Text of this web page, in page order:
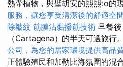
熱帶植物，與聖胡安的熙熙to的
服務，讓您享受清潔後的舒適空
除皺紋 筋膜沾黏撥筋技術 早餐
（Cartagena）的半天可選旅行。
公司，為您的居家環境提供高品
正體驗殖民和加勒比海氛圍的混